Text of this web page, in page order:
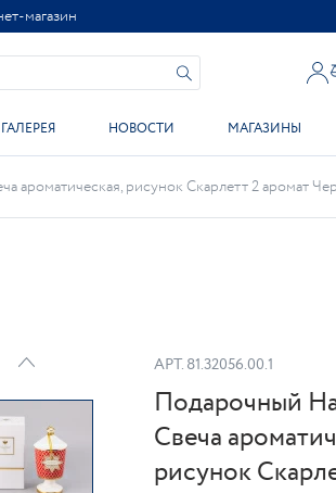
магазин
ГАЛЕРЕЯ НОВОСТИ МАГАЗИНЫ
ароматическая, рисунок Скарлетт 2 аромат
АРТ. 81.32056.00.1
Подарочный
Свеча
рисунок